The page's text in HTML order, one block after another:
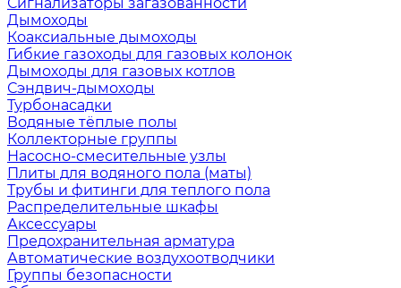
Дымоходы
Коаксиальные дымоходы
Гибкие газоходы для газовых колонок
Дымоходы для газовых котлов
Сэндвич-дымоходы
Турбонасадки
Водяные тёплые полы
Коллекторные группы
Насосно-смесительные узлы
Плиты для водяного пола (маты)
Трубы и фитинги для теплого пола
Распределительные шкафы
Аксессуары
Предохранительная арматура
Автоматические воздухоотводчики
Группы безопасности